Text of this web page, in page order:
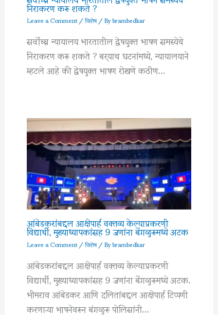
निराकरण करू शकते ?
Leave a Comment/विशेष/ Bybrambedkar
सर्वोच्च न्यायालय भारतातील द्वेषयुक्त भाषण समस्येचे
निराकरण करू शकते ? बर्‍याच घटनांमध्ये, न्यायालयाने
म्हटले आहे की द्वेषयुक्त भाषण रोखणे कठीण…
आंबेडकरांबद्दल आक्षेपार्ह वक्तव्य केल्याप्रकरणी
विद्यार्थी, मुख्याध्यापकांसह 9 जणांना बेंगळुरूमध्ये अटक
Leave a Comment/विशेष/ Bybrambedkar
आंबेडकरांबद्दल आक्षेपार्ह वक्तव्य केल्याप्रकरणी
विद्यार्थी, मुख्याध्यापकांसह 9 जणांना बेंगळुरूमध्ये अटक.
भीमराव आंबेडकर आणि दलितांबद्दल आक्षेपार्ह टिप्पणी
करणाऱ्या भाषनेवरून बंगळुरू पोलिसांनी…